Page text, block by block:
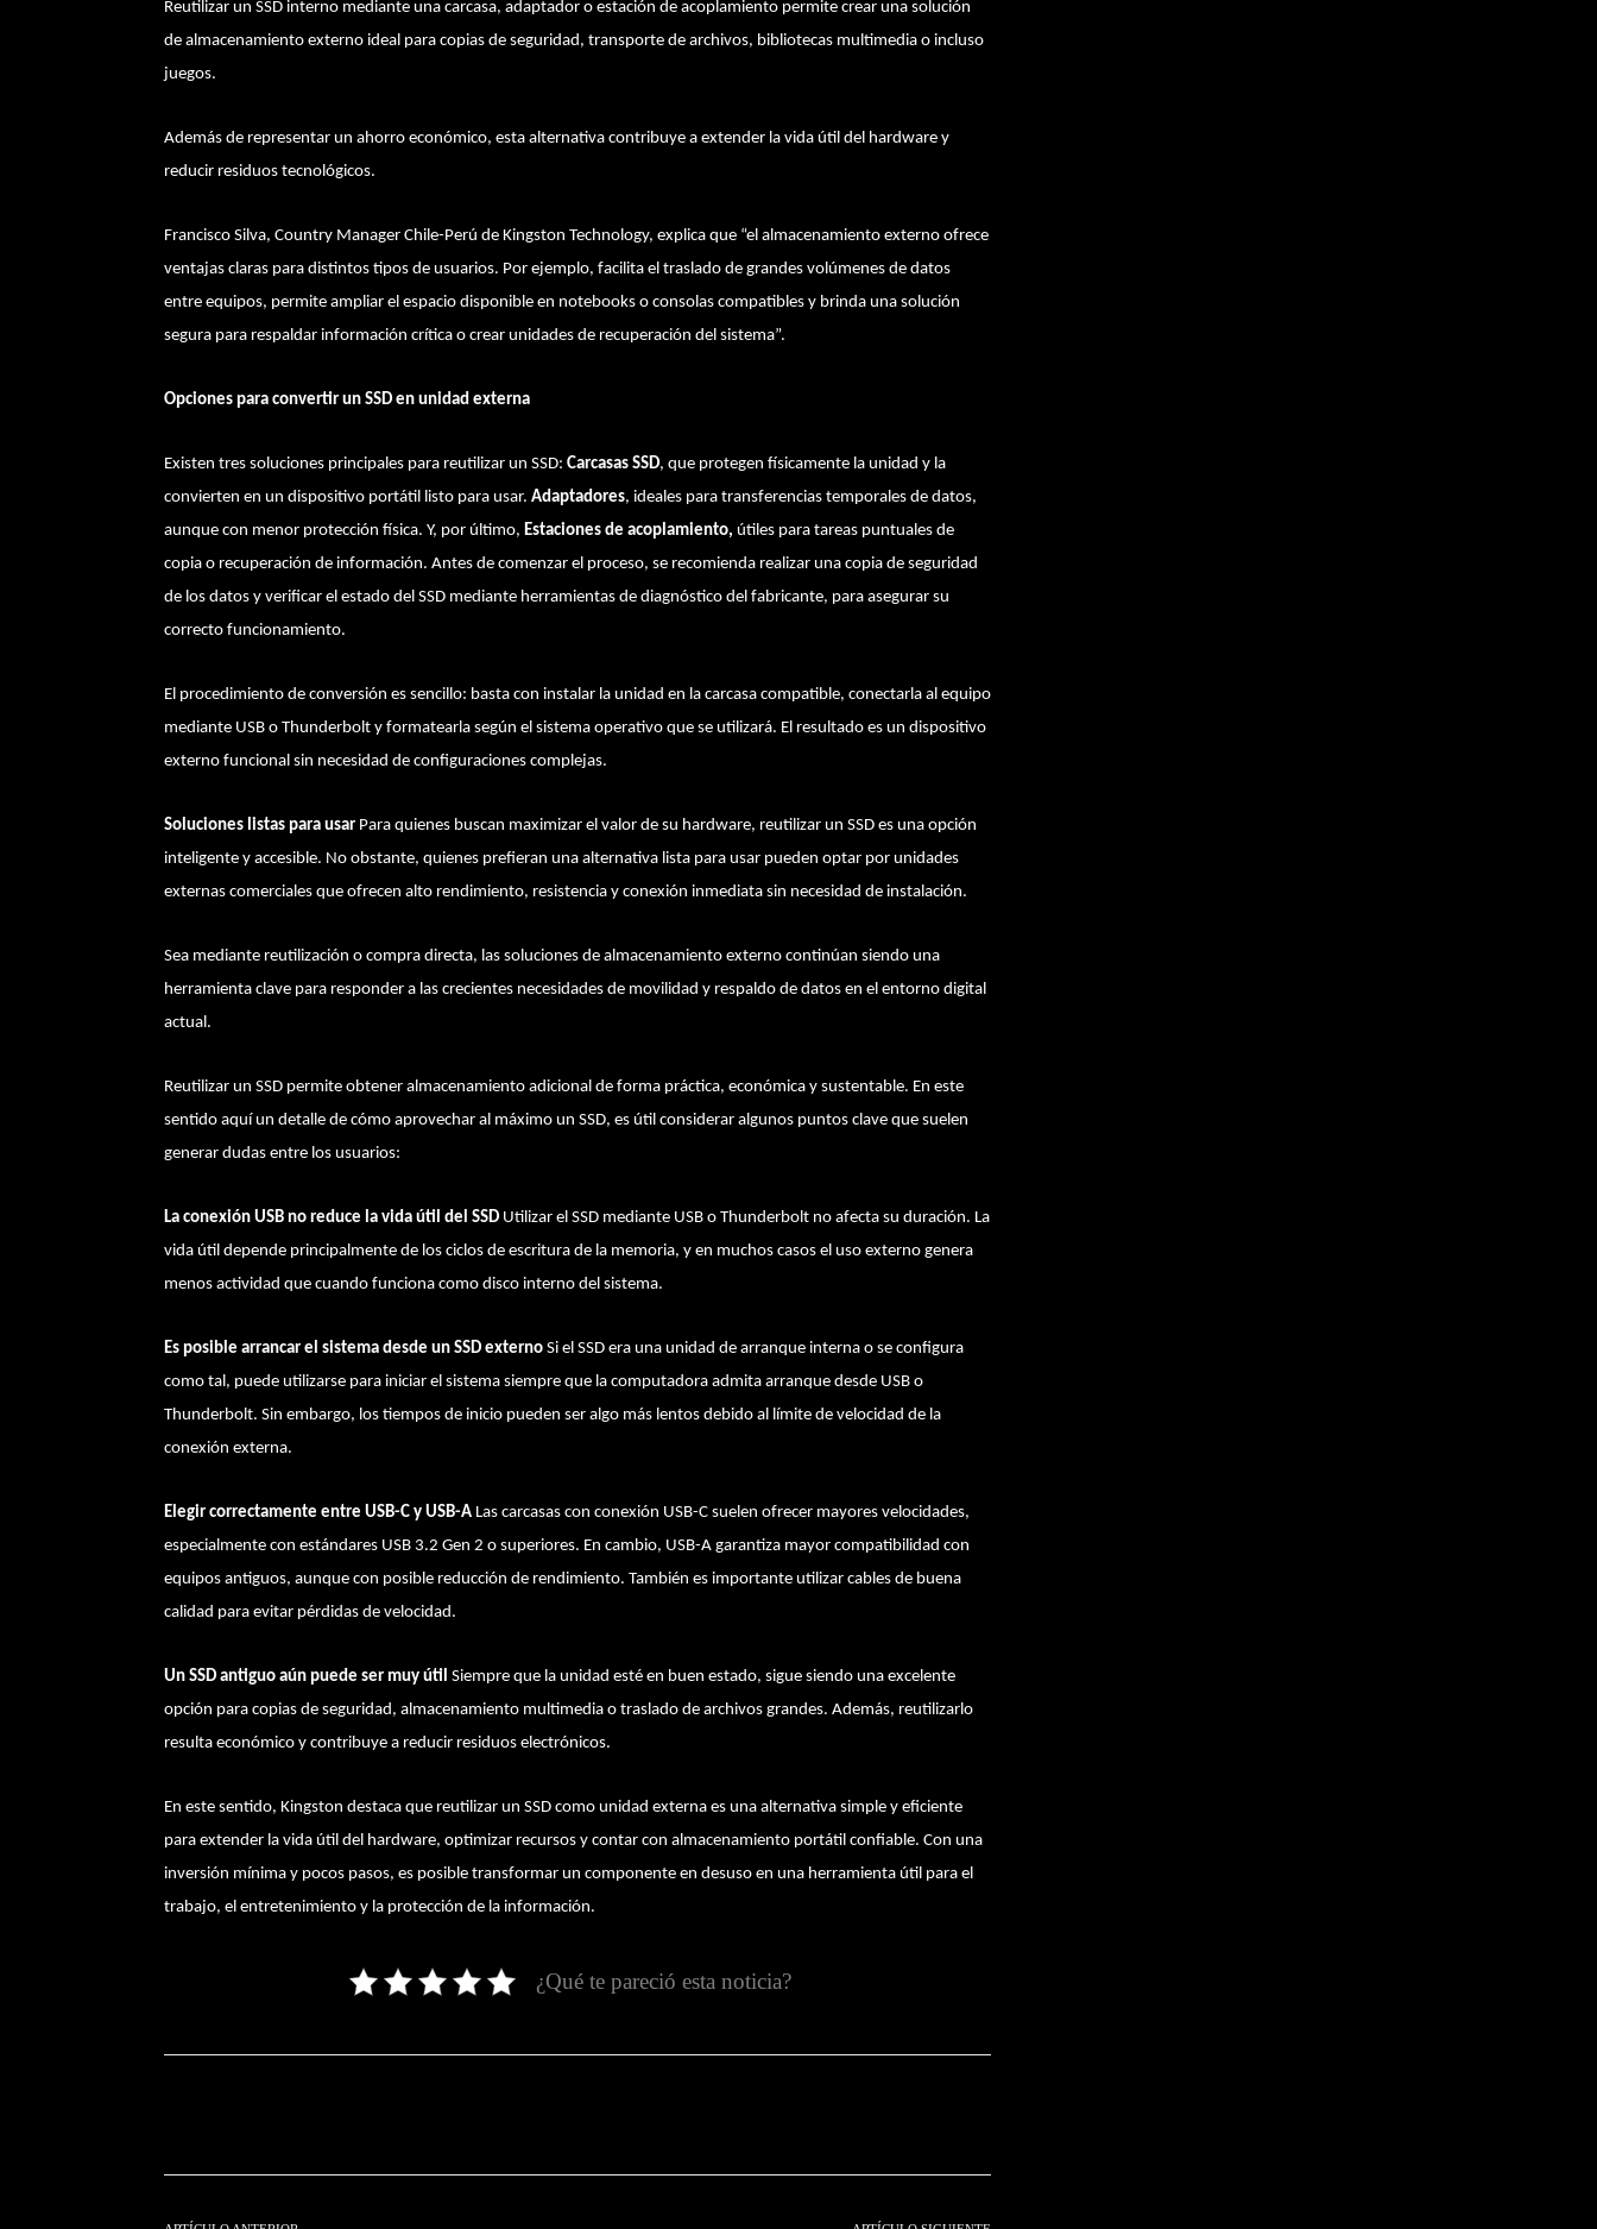
Reutilizar un SSD interno mediante una carcasa, adaptador o estación de acoplamiento permite crear una solución
de almacenamiento externo ideal para copias de seguridad, transporte de archivos, bibliotecas multimedia o incluso
juegos.
Además de representar un ahorro económico, esta alternativa contribuye a extender la vida útil del hardware y
reducir residuos tecnológicos.
Francisco Silva, Country Manager Chile-Perú de Kingston Technology, explica que “el almacenamiento externo ofrece
ventajas claras para distintos tipos de usuarios. Por ejemplo, facilita el traslado de grandes volúmenes de datos
entre equipos, permite ampliar el espacio disponible en notebooks o consolas compatibles y brinda una solución
segura para respaldar información crítica o crear unidades de recuperación del sistema”.
Opciones para convertir un SSD en unidad externa
Existen tres soluciones principales para reutilizar un SSD: Carcasas SSD, que protegen físicamente la unidad y la
convierten en un dispositivo portátil listo para usar. Adaptadores, ideales para transferencias temporales de datos,
aunque con menor protección física. Y, por último, Estaciones de acoplamiento, útiles para tareas puntuales de
copia o recuperación de información. Antes de comenzar el proceso, se recomienda realizar una copia de seguridad
de los datos y verificar el estado del SSD mediante herramientas de diagnóstico del fabricante, para asegurar su
correcto funcionamiento.
El procedimiento de conversión es sencillo: basta con instalar la unidad en la carcasa compatible, conectarla al equipo
mediante USB o Thunderbolt y formatearla según el sistema operativo que se utilizará. El resultado es un dispositivo
externo funcional sin necesidad de configuraciones complejas.
Soluciones listas para usar Para quienes buscan maximizar el valor de su hardware, reutilizar un SSD es una opción
inteligente y accesible. No obstante, quienes prefieran una alternativa lista para usar pueden optar por unidades
externas comerciales que ofrecen alto rendimiento, resistencia y conexión inmediata sin necesidad de instalación.
Sea mediante reutilización o compra directa, las soluciones de almacenamiento externo continúan siendo una
herramienta clave para responder a las crecientes necesidades de movilidad y respaldo de datos en el entorno digital
actual.
Reutilizar un SSD permite obtener almacenamiento adicional de forma práctica, económica y sustentable. En este
sentido aquí un detalle de cómo aprovechar al máximo un SSD, es útil considerar algunos puntos clave que suelen
generar dudas entre los usuarios:
La conexión USB no reduce la vida útil del SSD Utilizar el SSD mediante USB o Thunderbolt no afecta su duración. La
vida útil depende principalmente de los ciclos de escritura de la memoria, y en muchos casos el uso externo genera
menos actividad que cuando funciona como disco interno del sistema.
Es posible arrancar el sistema desde un SSD externo Si el SSD era una unidad de arranque interna o se configura
como tal, puede utilizarse para iniciar el sistema siempre que la computadora admita arranque desde USB o
Thunderbolt. Sin embargo, los tiempos de inicio pueden ser algo más lentos debido al límite de velocidad de la
conexión externa.
Elegir correctamente entre USB-C y USB-A Las carcasas con conexión USB-C suelen ofrecer mayores velocidades,
especialmente con estándares USB 3.2 Gen 2 o superiores. En cambio, USB-A garantiza mayor compatibilidad con
equipos antiguos, aunque con posible reducción de rendimiento. También es importante utilizar cables de buena
calidad para evitar pérdidas de velocidad.
Un SSD antiguo aún puede ser muy útil Siempre que la unidad esté en buen estado, sigue siendo una excelente
opción para copias de seguridad, almacenamiento multimedia o traslado de archivos grandes. Además, reutilizarlo
resulta económico y contribuye a reducir residuos electrónicos.
En este sentido, Kingston destaca que reutilizar un SSD como unidad externa es una alternativa simple y eficiente
para extender la vida útil del hardware, optimizar recursos y contar con almacenamiento portátil confiable. Con una
inversión mínima y pocos pasos, es posible transformar un componente en desuso en una herramienta útil para el
trabajo, el entretenimiento y la protección de la información.
¿Qué te pareció esta noticia?